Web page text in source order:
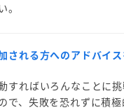
。
される方へのアドバイ
すればいろんなことに
で、失敗を恐れずに積